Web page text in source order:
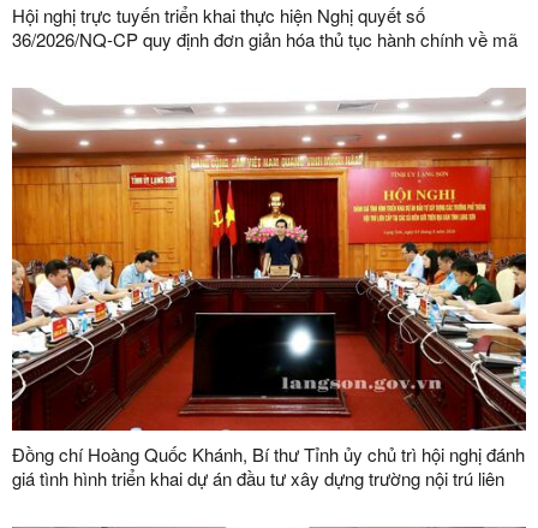
Hội nghị trực tuyến triển khai thực hiện Nghị quyết số
36/2026/NQ-CP quy định đơn giản hóa thủ tục hành chính về mã
Đồng chí Hoàng Quốc Khánh, Bí thư Tỉnh ủy chủ trì hội nghị đánh
giá tình hình triển khai dự án đầu tư xây dựng trường nội trú liên